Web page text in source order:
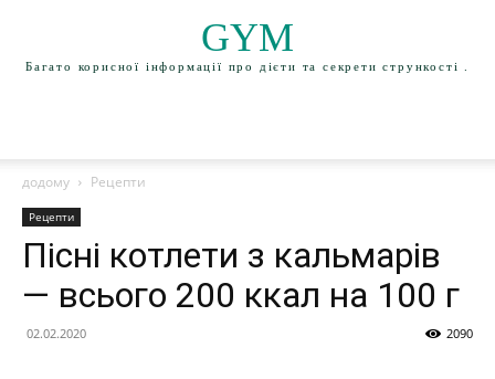
GYM
Багато корисної інформації про дієти та секрети стрункості .
додому Рецепти
Рецепти
Пісні котлети з кальмарів
— всього 200 ккал на 100 г
02.02.2020 2090